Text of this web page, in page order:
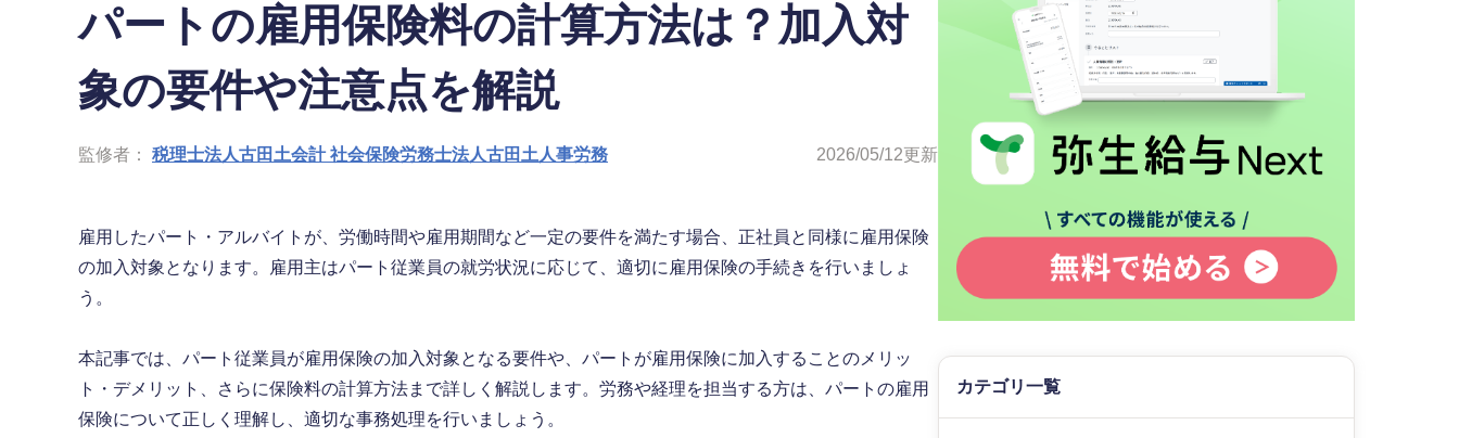
パートの雇用保険料の計算方法は？加入対
象の要件や注意点を解説
監修者： 税理士法人古田土会計 社会保険労務士法人古田土人事労務 2026/05/12更新
雇用したパート・アルバイトが、労働時間や雇用期間など一定の要件を満たす場合、正社員と同様に雇用保険
の加入対象となります。雇用主はパート従業員の就労状況に応じて、適切に雇用保険の手続きを行いましょ
う。
本記事では、パート従業員が雇用保険の加入対象となる要件や、パートが雇用保険に加入することのメリッ
ト・デメリット、さらに保険料の計算方法まで詳しく解説します。労務や経理を担当する方は、パートの雇用
保険について正しく理解し、適切な事務処理を行いましょう。
カテゴリ一覧